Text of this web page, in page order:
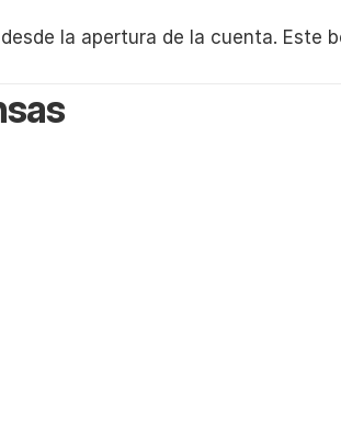
la apertura de la cuenta. Este